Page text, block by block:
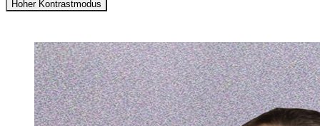
Hoher Kontrastmodus